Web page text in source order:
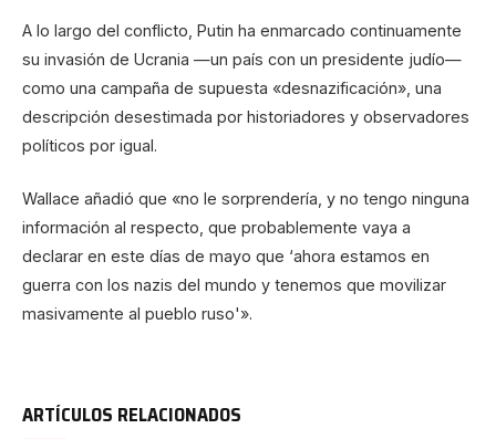
A lo largo del conflicto, Putin ha enmarcado continuamente
su invasión de Ucrania —un país con un presidente judío—
como una campaña de supuesta «desnazificación», una
descripción desestimada por historiadores y observadores
políticos por igual.
Wallace añadió que «no le sorprendería, y no tengo ninguna
información al respecto, que probablemente vaya a
declarar en este días de mayo que ‘ahora estamos en
guerra con los nazis del mundo y tenemos que movilizar
masivamente al pueblo ruso'».
ARTÍCULOS RELACIONADOS